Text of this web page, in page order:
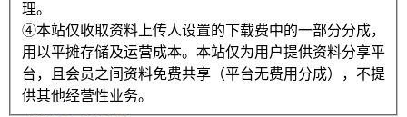
理。
④本站仅收取资料上传人设置的下载费中的一部分分成，
用以平摊存储及运营成本。本站仅为用户提供资料分享平
台，且会员之间资料免费共享（平台无费用分成），不提
供其他经营性业务。